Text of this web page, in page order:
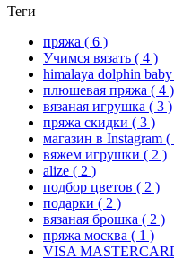
Теги
пряжа ( 6 )
Учимся вязать ( 4 )
himalaya dolphin baby
плюшевая пряжа ( 4 )
вязаная игрушка ( 3 )
пряжа скидки ( 3 )
магазин в Instagram (
вяжем игрушки ( 2 )
alize ( 2 )
подбор цветов ( 2 )
подарки ( 2 )
вязаная брошка ( 2 )
пряжа москва ( 1 )
VISA